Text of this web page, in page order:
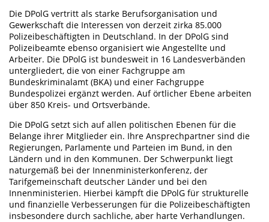
Die DPolG vertritt als starke Berufsorganisation und
Gewerkschaft die Interessen von derzeit zirka 85.000
Polizeibeschäftigten in Deutschland. In der DPolG sind
Polizeibeamte ebenso organisiert wie Angestellte und
Arbeiter. Die DPolG ist bundesweit in 16 Landesverbänden
untergliedert, die von einer Fachgruppe am
Bundeskriminalamt (BKA) und einer Fachgruppe
Bundespolizei ergänzt werden. Auf örtlicher Ebene arbeiten
über 850 Kreis- und Ortsverbände.
Die DPolG setzt sich auf allen politischen Ebenen für die
Belange ihrer Mitglieder ein. Ihre Ansprechpartner sind die
Regierungen, Parlamente und Parteien im Bund, in den
Ländern und in den Kommunen. Der Schwerpunkt liegt
naturgemäß bei der Innenministerkonferenz, der
Tarifgemeinschaft deutscher Länder und bei den
Innenministerien. Hierbei kämpft die DPolG für strukturelle
und finanzielle Verbesserungen für die Polizeibeschäftigten
insbesondere durch sachliche, aber harte Verhandlungen.